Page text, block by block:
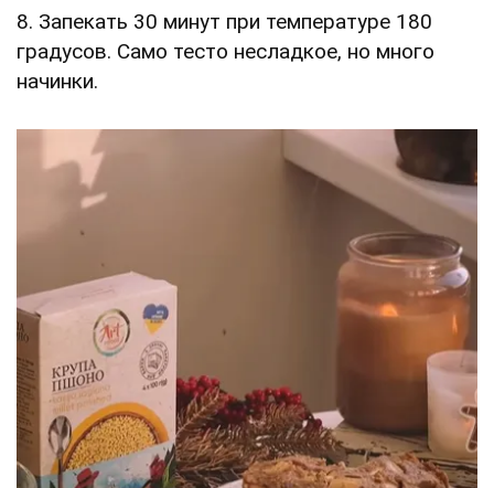
8. Запекать 30 минут при температуре 180
градусов. Само тесто несладкое, но много
начинки.